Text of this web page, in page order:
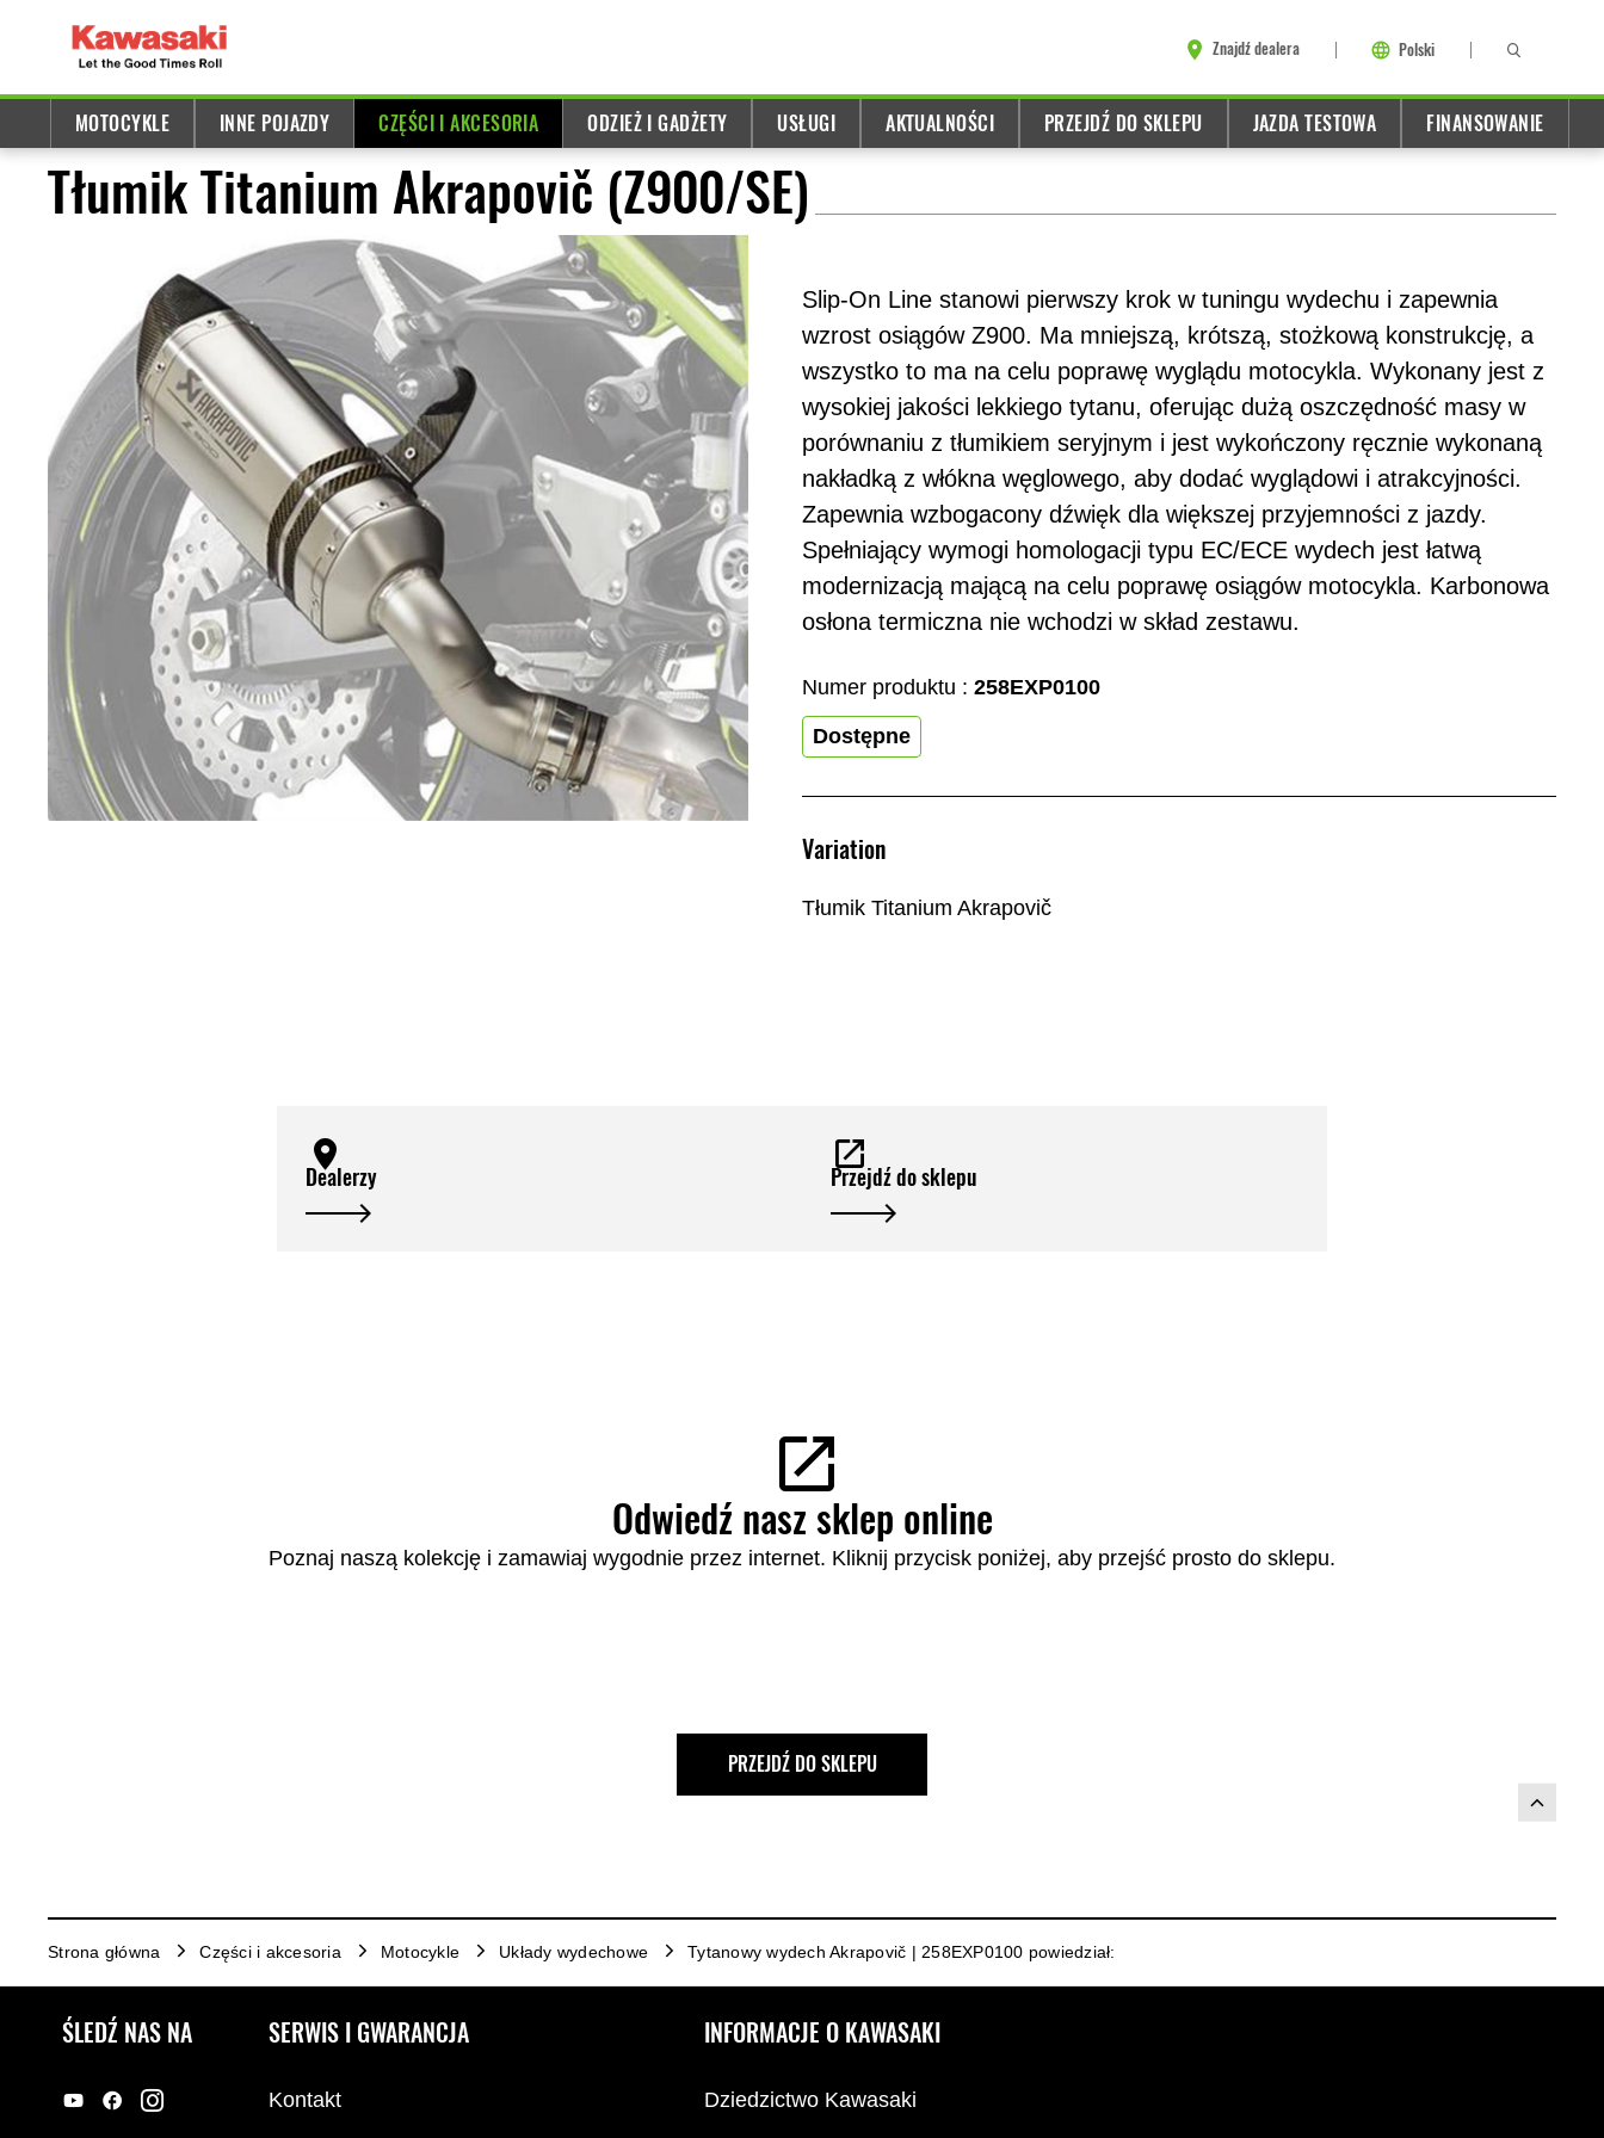
Znajdź dealera Polski
MOTOCYKLE INNE POJAZDY CZĘŚCI I AKCESORIA ODZIEŻ I GADŻETY USŁUGI AKTUALNOŚCI PRZEJDŹ DO SKLEPU JAZDA TESTOWA FINANSOWANIE
Tłumik Titanium Akrapovič (Z900/SE)
Slip-On Line stanowi pierwszy krok w tuningu wydechu i zapewnia
wzrost osiągów Z900. Ma mniejszą, krótszą, stożkową konstrukcję, a
wszystko to ma na celu poprawę wyglądu motocykla. Wykonany jest z
wysokiej jakości lekkiego tytanu, oferując dużą oszczędność masy w
porównaniu z tłumikiem seryjnym i jest wykończony ręcznie wykonaną
nakładką z włókna węglowego, aby dodać wyglądowi i atrakcyjności.
Zapewnia wzbogacony dźwięk dla większej przyjemności z jazdy.
Spełniający wymogi homologacji typu EC/ECE wydech jest łatwą
modernizacją mającą na celu poprawę osiągów motocykla. Karbonowa
osłona termiczna nie wchodzi w skład zestawu.
Numer produktu : 258EXP0100
Dostępne
Variation
Tłumik Titanium Akrapovič
Dealerzy Przejdź do sklepu
Odwiedź nasz sklep online
Poznaj naszą kolekcję i zamawiaj wygodnie przez internet. Kliknij przycisk poniżej, aby przejść prosto do sklepu.
PRZEJDŹ DO SKLEPU
Strona główna Części i akcesoria Motocykle Układy wydechowe Tytanowy wydech Akrapovič | 258EXP0100 powiedział:
ŚLEDŹ NAS NA SERWIS I GWARANCJA
Kontakt
INFORMACJE O KAWASAKI
Dziedzictwo Kawasaki